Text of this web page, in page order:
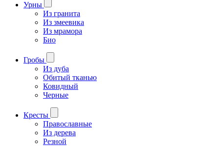
Урны
Из гранита
Из змеевика
Из мрамора
Био
Гробы
Из дуба
Обитый тканью
Ковидный
Черные
Кресты
Православные
Из дерева
Резной